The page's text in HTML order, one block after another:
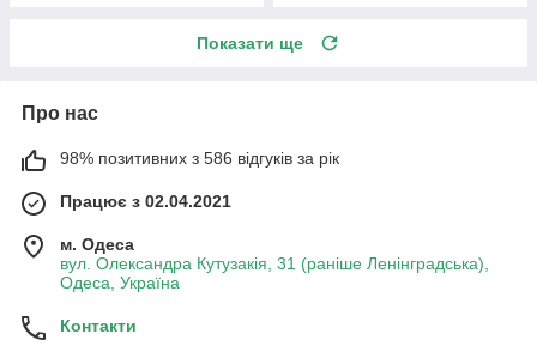
Показати ще
Про нас
98% позитивних з 586 відгуків за рік
Працює з 02.04.2021
м. Одеса
вул. Олександра Кутузакія, 31 (раніше Ленінградська),
Одеса, Україна
Контакти